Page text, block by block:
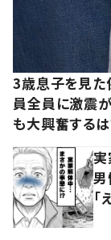
3歳息子を見た
員全員に激震
も大興奮するは
男
「